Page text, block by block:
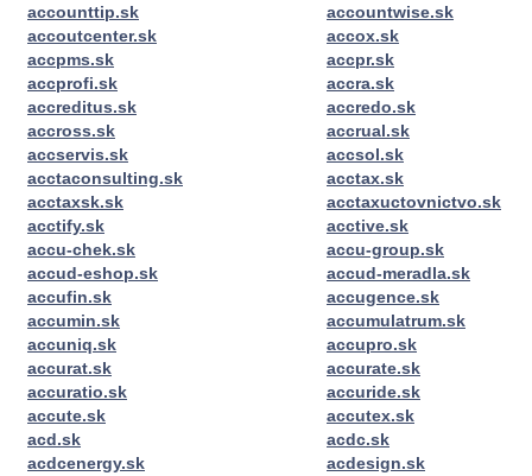
accounttip.sk
accountwise.sk
accoutcenter.sk
accox.sk
accpms.sk
accpr.sk
accprofi.sk
accra.sk
accreditus.sk
accredo.sk
accross.sk
accrual.sk
accservis.sk
accsol.sk
acctaconsulting.sk
acctax.sk
acctaxsk.sk
acctaxuctovnictvo.sk
acctify.sk
acctive.sk
accu-chek.sk
accu-group.sk
accud-eshop.sk
accud-meradla.sk
accufin.sk
accugence.sk
accumin.sk
accumulatrum.sk
accuniq.sk
accupro.sk
accurat.sk
accurate.sk
accuratio.sk
accuride.sk
accute.sk
accutex.sk
acd.sk
acdc.sk
acdcenergy.sk
acdesign.sk